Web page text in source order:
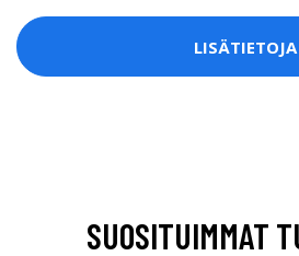
LISÄTIETOJA
SUOSITUIMMAT